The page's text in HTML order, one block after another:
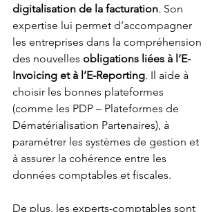
digitalisation de la facturation. Son
expertise lui permet d’accompagner
les entreprises dans la compréhension
des nouvelles obligations liées à l’E-
Invoicing et à l’E-Reporting. Il aide à
choisir les bonnes plateformes
(comme les PDP – Plateformes de
Dématérialisation Partenaires), à
paramétrer les systèmes de gestion et
à assurer la cohérence entre les
données comptables et fiscales.
De plus, les experts-comptables sont